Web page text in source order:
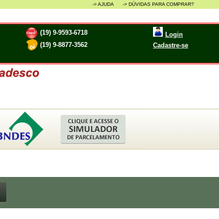
-> AJUDA -> DÚVIDAS PARA COMPRAR?
(19) 9-9593-6718
Login
Cadastre-se
(19) 9-8877-3562